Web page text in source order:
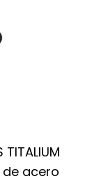
TITALIUM
acero